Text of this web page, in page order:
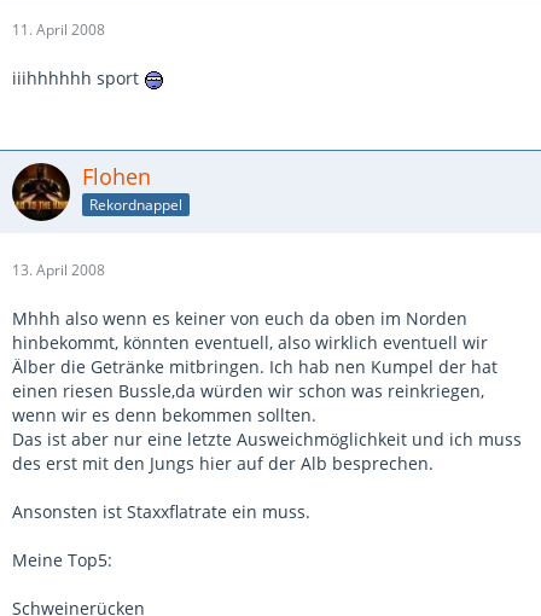
11. April 2008
iiihhhhhh sport
Flohen
Rekordnappel
13. April 2008
Mhhh also wenn es keiner von euch da oben im Norden
hinbekommt, könnten eventuell, also wirklich eventuell wir
Älber die Getränke mitbringen. Ich hab nen Kumpel der hat
einen riesen Bussle,da würden wir schon was reinkriegen,
wenn wir es denn bekommen sollten.
Das ist aber nur eine letzte Ausweichmöglichkeit und ich muss
des erst mit den Jungs hier auf der Alb besprechen.
Ansonsten ist Staxxflatrate ein muss.
Meine Top5:
Schweinerücken